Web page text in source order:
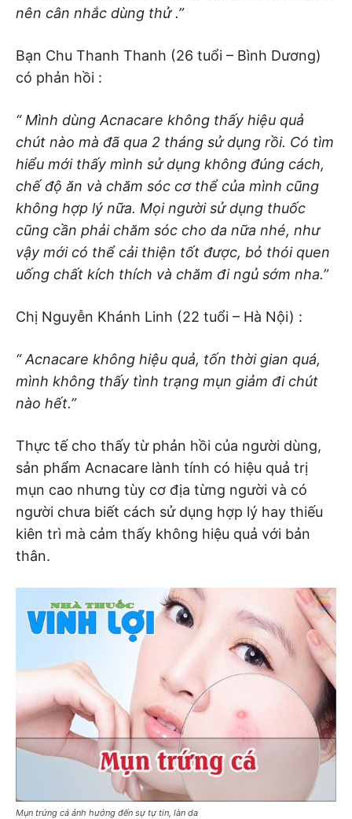
nên cân nhắc dùng thử .”
Bạn Chu Thanh Thanh (26 tuổi – Bình Dương)
có phản hồi :
“ Mình dùng Acnacare không thấy hiệu quả
chút nào mà đã qua 2 tháng sử dụng rồi. Có tìm
hiểu mới thấy mình sử dụng không đúng cách,
chế độ ăn và chăm sóc cơ thể của mình cũng
không hợp lý nữa. Mọi người sử dụng thuốc
cũng cần phải chăm sóc cho da nữa nhé, như
vậy mới có thể cải thiện tốt được, bỏ thói quen
uống chất kích thích và chăm đi ngủ sớm nha.”
Chị Nguyễn Khánh Linh (22 tuổi – Hà Nội) :
“ Acnacare không hiệu quả, tốn thời gian quá,
mình không thấy tình trạng mụn giảm đi chút
nào hết.”
Thực tế cho thấy từ phản hồi của người dùng,
sản phẩm Acnacare lành tính có hiệu quả trị
mụn cao nhưng tùy cơ địa từng người và có
người chưa biết cách sử dụng hợp lý hay thiếu
kiên trì mà cảm thấy không hiệu quả với bản
thân.
Mụn trứng cá ảnh hưởng đến sự tự tin, làn da